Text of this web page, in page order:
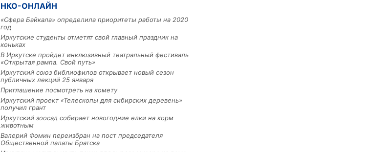
НКО-ОНЛАЙН
«Сфера Байкала» определила приоритеты работы на 2020
год
Иркутские студенты отметят свой главный праздник на
коньках
В Иркутске пройдет инклюзивный театральный фестиваль
«Открытая рампа. Свой путь»
Иркутский союз библиофилов открывает новый сезон
публичных лекций 25 января
Приглашение посмотреть на комету
Иркутский проект «Телескопы для сибирских деревень»
получил грант
Иркутский зоосад собирает новогодние елки на корм
животным
Валерий Фомин переизбран на пост председателя
Общественной палаты Братска